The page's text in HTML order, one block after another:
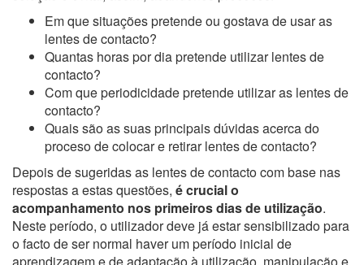
Em que situações pretende ou gostava de usar as
lentes de contacto?
Quantas horas por dia pretende utilizar lentes de
contacto?
Com que periodicidade pretende utilizar as lentes de
contacto?
Quais são as suas principais dúvidas acerca do
proceso de colocar e retirar lentes de contacto?
Depois de sugeridas as lentes de contacto com base nas
respostas a estas questões, é crucial o
acompanhamento nos primeiros dias de utilização.
Neste período, o utilizador deve já estar sensibilizado para
o facto de ser normal haver um período inicial de